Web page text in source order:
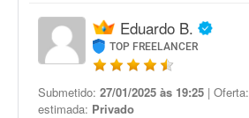
Eduardo B.
TOP FREELANCER
Submetido: 27/01/2025 às 19:25 | Oferta:
estimada: Privado